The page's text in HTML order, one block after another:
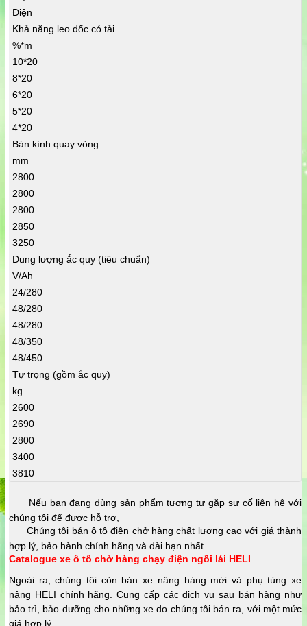
Điện
Khả năng leo dốc có tải
%*m
10*20
8*20
6*20
5*20
4*20
Bán kính quay vòng
mm
2800
2800
2800
2850
3250
Dung lượng ắc quy (tiêu chuẩn)
V/Ah
24/280
48/280
48/280
48/350
48/450
Tự trọng (gồm ắc quy)
kg
2600
2690
2800
3400
3810
Nếu bạn đang dùng sản phẩm tương tự gặp sự cố liên hệ với
chúng tôi để được hỗ trợ,
Chúng tôi bán ô tô điện chở hàng chất lượng cao với giá thành
hợp lý, bảo hành chính hãng và dài hạn nhất.
Catalogue xe ô tô chở hàng chạy điện ngồi lái HELI
Ngoài ra, chúng tôi còn bán xe nâng hàng mới và phụ tùng xe
nâng HELI chính hãng. Cung cấp các dịch vụ sau bán hàng như
bảo trì, bảo dưỡng cho những xe do chúng tôi bán ra, với một mức
giá hợp lý.